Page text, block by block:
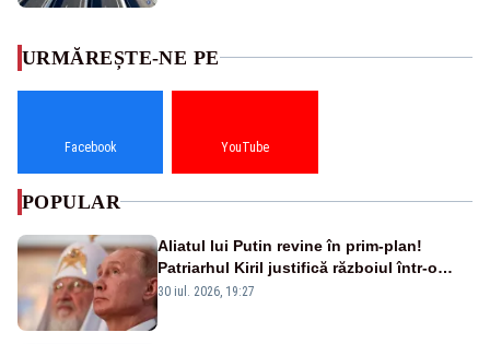
URMĂREȘTE-NE PE
Facebook YouTube
POPULAR
Aliatul lui Putin revine în prim-plan!
Patriarhul Kiril justifică războiul într-o
nouă carte
30 iul. 2026, 19:27